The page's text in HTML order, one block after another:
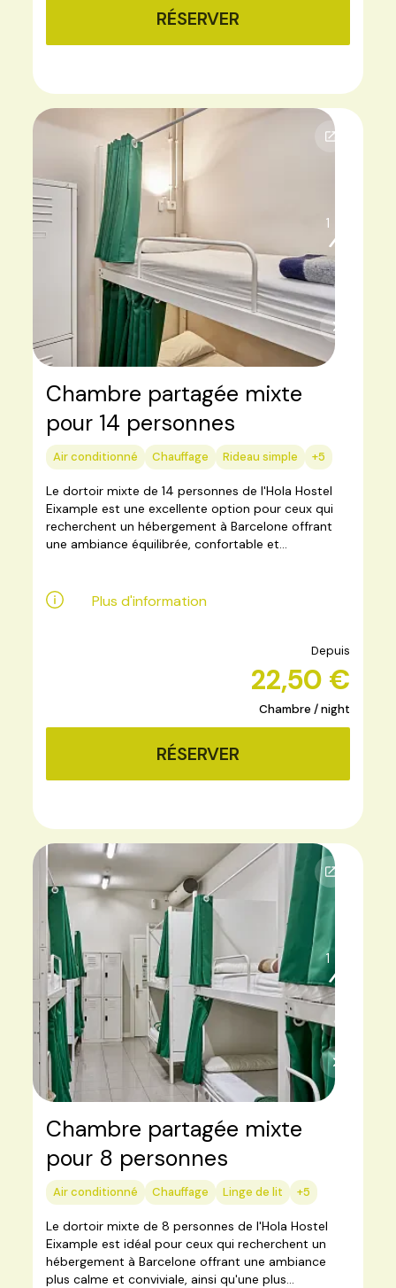
RÉSERVER
1
Chambre partagée mixte
pour 14 personnes
Air conditionné Chauffage Rideau simple +5
Le dortoir mixte de 14 personnes de l'Hola Hostel
Eixample est une excellente option pour ceux qui
recherchent un hébergement à Barcelone offrant
une ambiance équilibrée, confortable et...
Plus d'information
Depuis
22,50 €
Chambre / night
RÉSERVER
1
Chambre partagée mixte
pour 8 personnes
Air conditionné Chauffage Linge de lit +5
Le dortoir mixte de 8 personnes de l'Hola Hostel
Eixample est idéal pour ceux qui recherchent un
hébergement à Barcelone offrant une ambiance
plus calme et conviviale, ainsi qu'une plus...